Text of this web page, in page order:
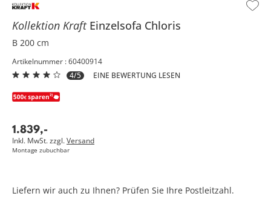
Kollektion Kraft Einzelsofa Chloris
B 200 cm
Artikelnummer : 60400914
4/5
EINE BEWERTUNG LESEN
1.839,-
Inkl. MwSt. zzgl.Versand
Montage zubuchbar
Liefern wir auch zu Ihnen? Prüfen Sie Ihre Postleitzahl.